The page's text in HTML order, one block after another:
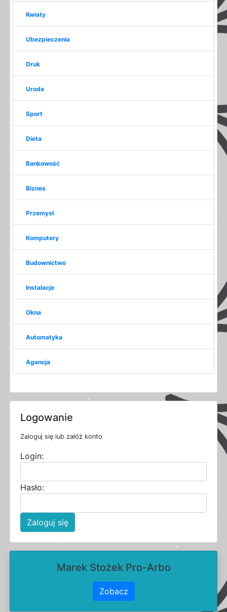
Kwiaty
Ubezpieczenia
Druk
Uroda
Sport
Dieta
Bankowość
Biznes
Przemysł
Komputery
Budownictwo
Instalacje
Okna
Automatyka
Agencja
Logowanie
Zaloguj się lub załóż konto
Login:
Hasło:
Zaloguj się
Marek Stożek Pro-Arbo
Zobacz